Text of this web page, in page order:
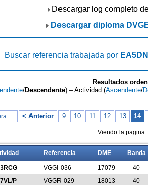
Descargar log completo
Descargar diploma
Buscar referencia trabajada por
Resultados
/Descendente) – Actividad (Ascendente/
… < Anterior 9 10 11 12 13 14
Viendo la pagina:
Referencia DME Banda
VGGI-036 17079 40
P
VGGR-029 18013 40